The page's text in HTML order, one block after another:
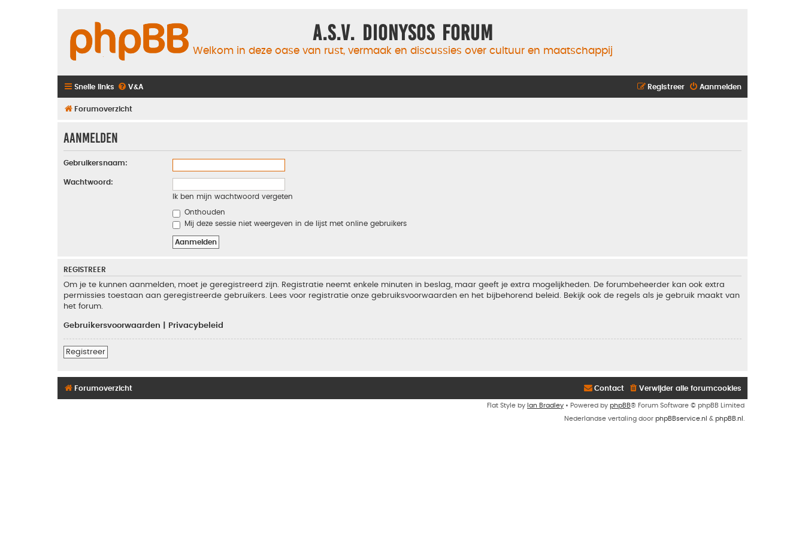
A.S.V. Dionysos Forum
Welkom in deze oase van rust, vermaak en discussies over cultuur en maatschappij
Snelle links V&A Aanmelden
Registreer
Forumoverzicht
Aanmelden
Gebruikersnaam:
Wachtwoord:
Ik ben mijn wachtwoord vergeten
Onthouden
Mij deze sessie niet weergeven in de lijst met online gebruikers
REGISTREER
Om je te kunnen aanmelden, moet je geregistreerd zijn. Registratie neemt enkele minuten in beslag, maar geeft je extra mogelijkheden. De forumbeheerder kan ook extra
permissies toestaan aan geregistreerde gebruikers. Lees voor registratie onze gebruiksvoorwaarden en het bijbehorend beleid. Bekijk ook de regels als je gebruik maakt van
het forum.
Gebruikersvoorwaarden Privacybeleid
Registreer
Forumoverzicht Verwijder alle forumcookies
Contact
Flat Style by Ian Bradley • Powered by phpBB® Forum Software © phpBB Limited
Nederlandse vertaling door phpBBservice.nl & phpBB.nl